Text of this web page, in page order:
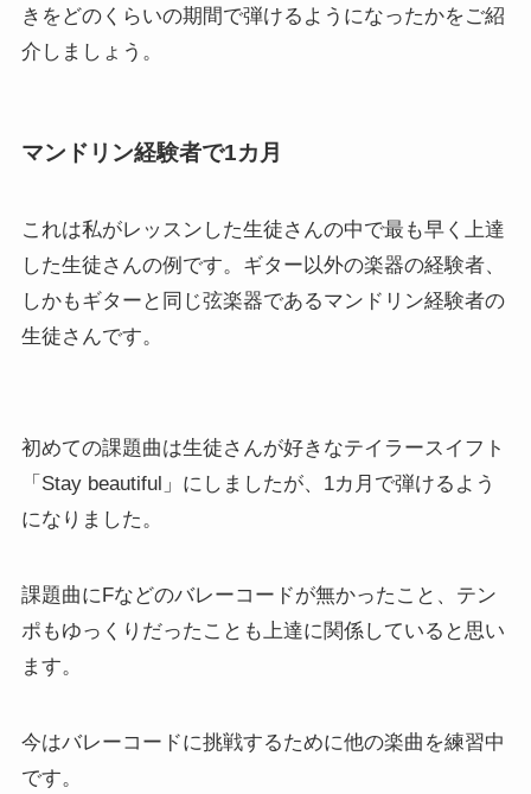
きをどのくらいの期間で弾けるようになったかをご紹
介しましょう。
マンドリン経験者で1カ月
これは私がレッスンした生徒さんの中で最も早く上達
した生徒さんの例です。ギター以外の楽器の経験者、
しかもギターと同じ弦楽器であるマンドリン経験者の
生徒さんです。
初めての課題曲は生徒さんが好きなテイラースイフト
「Stay beautiful」にしましたが、1カ月で弾けるよう
になりました。
課題曲にFなどのバレーコードが無かったこと、テン
ポもゆっくりだったことも上達に関係していると思い
ます。
今はバレーコードに挑戦するために他の楽曲を練習中
です。